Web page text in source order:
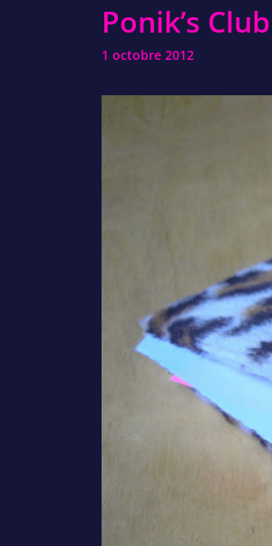
Ponik’s
1 octobre 2012